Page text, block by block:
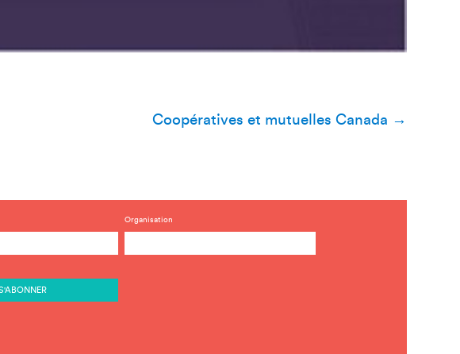
Coopératives et mutuelles Canada →
Organisation